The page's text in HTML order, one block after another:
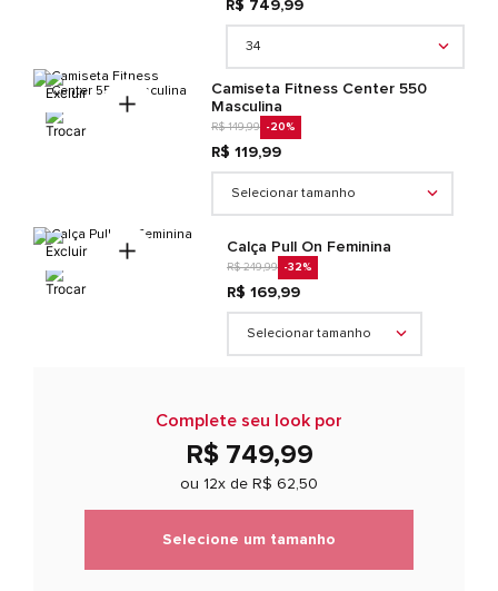
34
R$ 749,99
Selecionar tamanho
Camiseta Fitness Center 550
Masculina
R$ 149,99 -20%
R$ 119,99
Selecionar tamanho
Calça Pull On Feminina
R$ 249,99 -32%
R$ 169,99
Complete seu look por
R$ 749,99
ou 12x de R$ 62,50
Selecione um tamanho